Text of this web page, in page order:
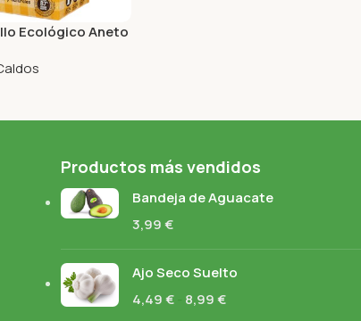
Ecológico Aneto
Productos más vendidos
Bandeja de Aguacate
3,99€
Ajo Seco Suelto
4,49€ 8,99€